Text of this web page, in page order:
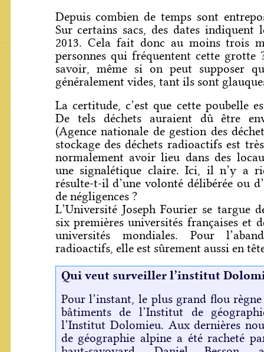
Depuis combien de temps sont
Sur certains sacs, des dates indiquent
2013. Cela fait donc au moins trois
personnes qui fréquentent cette grotte
savoir, même si on peut supposer
généralement vides, tant ils sont
La certitude, c’est que cette poubelle
De tels déchets auraient dû être
(Agence nationale de gestion des
stockage des déchets radioactifs est
normalement avoir lieu dans des
une signalétique claire. Ici, il n’y a
résulte-t-il d’une volonté délibérée ou
de négligences ?
L’Université Joseph Fourier se targue
six premières universités françaises et
universités mondiales. Pour
radioactifs, elle est sûrement aussi en
Qui veut surveiller l’institut
Pour l’instant, le plus grand flou règne
bâtiments de l’Institut de
l’Institut Dolomieu. Aux dernières
de géographie alpine a été racheté